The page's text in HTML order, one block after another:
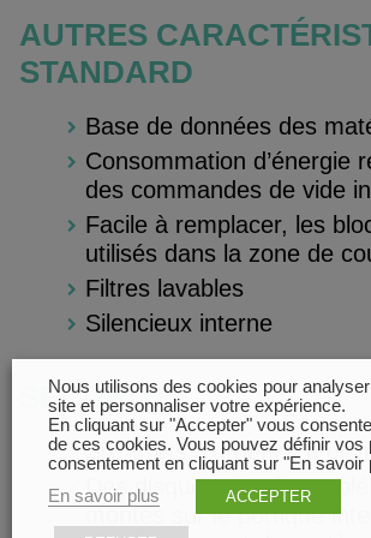
AUTRES
STANDARD
Base de données des
Consommation d’énergie
des commandes de vide
Facile à remplacer, les
utilisés dans la zone de
Filtres lavables
Silencieux interne
SÉCURITÉ
Six arrêts d’urgence à
Des disques d’arrêt
montés sur le portique
Nous utilisons des cookies pour
site et personnaliser votre expérience.
En cliquant sur "Accepter" vous
de ces cookies. Vous pouvez définir vos
consentement en cliquant sur "En savoir
En savoir plus
ACCEPTER